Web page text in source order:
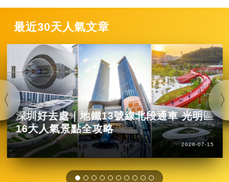
最近30天人氣文章
深圳好去處｜地鐵13號線北段通車 光明區
16大人氣景點全攻略
2026-07-15